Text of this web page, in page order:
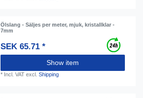
Ölslang - Säljes per meter, mjuk, kristallklar -
7mm
SEK 65.71 *
Show item
* Incl. VAT excl.Shipping